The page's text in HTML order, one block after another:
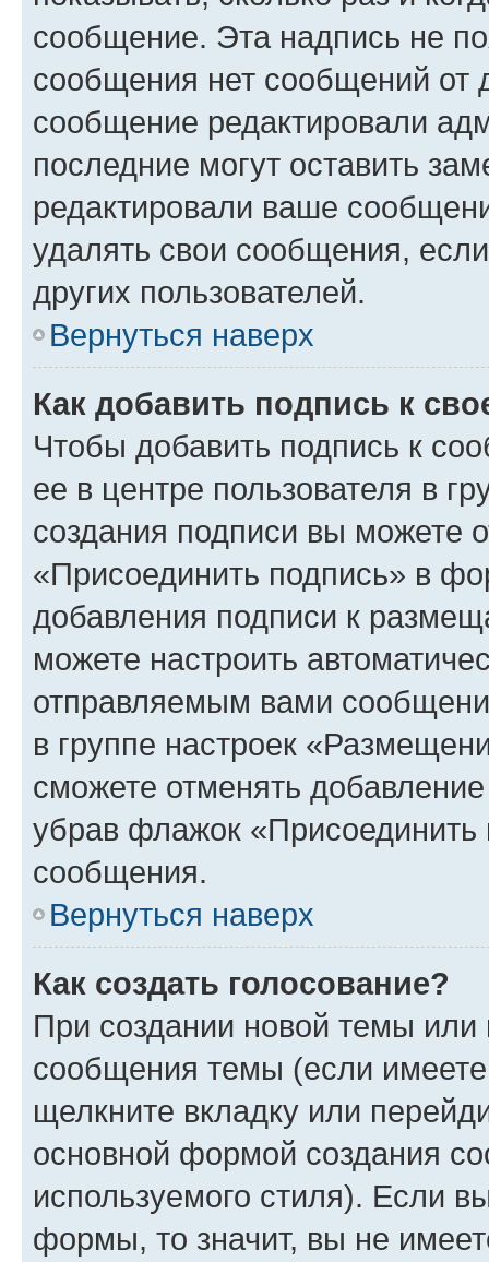
сообщение. Эта надпись не
сообщения нет сообщений от
сообщение редактировали
последние могут оставить
редактировали ваше
удалять свои сообщения,
других пользователей.
Вернуться наверх
Как добавить подпись к
Чтобы добавить подпись к
ее в центре пользователя в
создания подписи вы можете
«Присоединить подпись» в
добавления подписи к
можете настроить
отправляемым вами
в группе настроек
сможете отменять
убрав флажок
сообщения.
Вернуться наверх
Как создать голосование?
При создании новой темы или
сообщения темы (если
щелкните вкладку или
основной формой создания
используемого стиля). Если
формы, то значит, вы не